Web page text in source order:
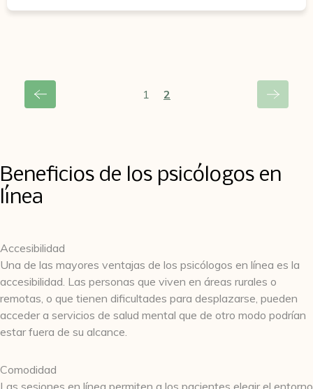
1 2
Beneficios de los psicólogos en
línea
Accesibilidad
Una de las mayores ventajas de los psicólogos en línea es la
accesibilidad. Las personas que viven en áreas rurales o
remotas, o que tienen dificultades para desplazarse, pueden
acceder a servicios de salud mental que de otro modo podrían
estar fuera de su alcance.
Comodidad
Las sesiones en línea permiten a los pacientes elegir el entorno